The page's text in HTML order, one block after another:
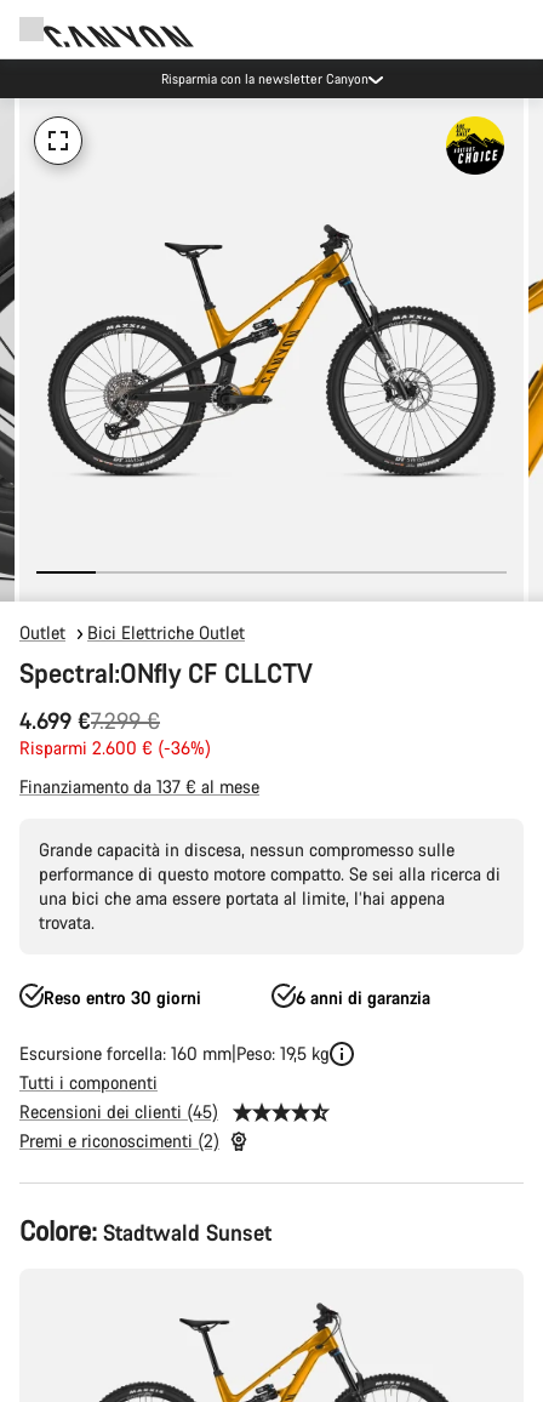
Risparmia con la newsletter Canyon
Outlet Bici Elettriche Outlet
Spectral:ONfly CF CLLCTV
4.699 €
Prezzo
originale
7.299 €
Risparmi 2.600 € (-36%)
Finanziamento da 137 € al mese
Grande capacità in discesa, nessun compromesso sulle
performance di questo motore compatto. Se sei alla ricerca di
una bici che ama essere portata al limite, l’hai appena
trovata.
Reso entro 30 giorni 6 anni di garanzia
Escursione forcella: 160 mm Peso: 19,5 kg
Tutti i componenti
Recensioni dei clienti (45)
Premi e riconoscimenti (2)
Configurazione
del
Colore: Stadtwald Sunset